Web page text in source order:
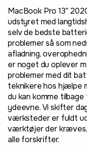
MacBook Pro 13″
udstyret med
selv de bedste
problemer så som
afladning,
er noget du oplever
problemer med dit
teknikere hos hjælpe
du kan komme
ydeevne. Vi skifter
værksteder er fuldt
værktøjer der
alle forskrifter.